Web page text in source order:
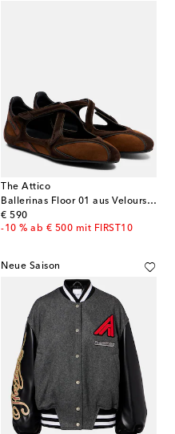
The Attico
Ballerinas Floor 01 aus Veloursleder
€ 590
original price
-10 % ab € 500 mit FIRST10
Neue Saison